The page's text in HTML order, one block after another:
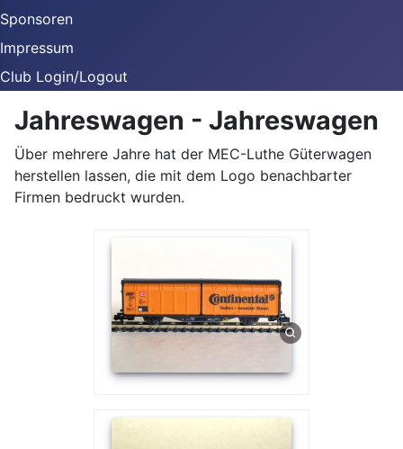
Sponsoren
Impressum
Club Login/Logout
Jahreswagen - Jahreswagen
Über mehrere Jahre hat der MEC-Luthe Güterwagen
herstellen lassen, die mit dem Logo benachbarter
Firmen bedruckt wurden.